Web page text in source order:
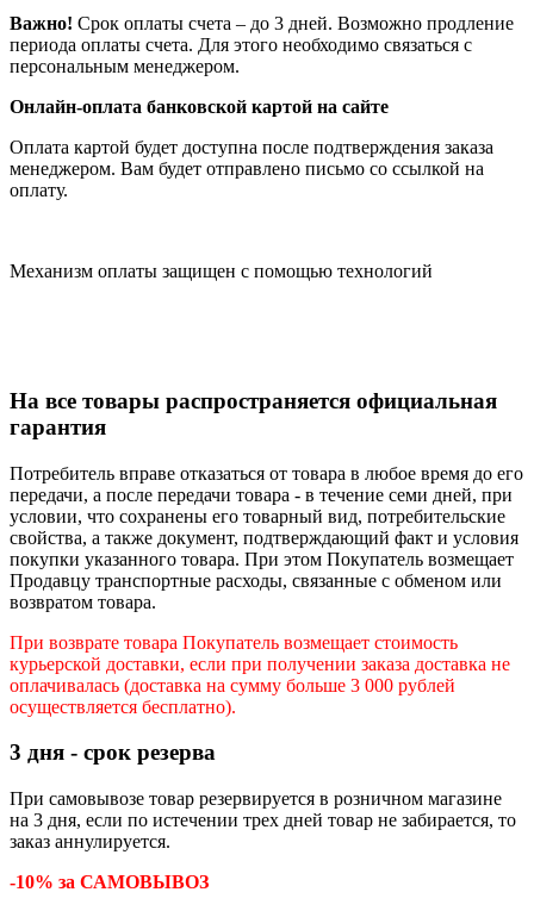
Важно! Срок оплаты счета – до 3 дней. Возможно продление
периода оплаты счета. Для этого необходимо связаться с
персональным менеджером.
Онлайн-оплата банковской картой на сайте
Оплата картой будет доступна после подтверждения заказа
менеджером. Вам будет отправлено письмо со ссылкой на
оплату.
Механизм оплаты защищен с помощью технологий
На все товары распространяется официальная
гарантия
Потребитель вправе отказаться от товара в любое время до его
передачи, а после передачи товара - в течение семи дней, при
условии, что сохранены его товарный вид, потребительские
свойства, а также документ, подтверждающий факт и условия
покупки указанного товара. При этом Покупатель возмещает
Продавцу транспортные расходы, связанные с обменом или
возвратом товара.
При возврате товара Покупатель возмещает стоимость
курьерской доставки, если при получении заказа доставка не
оплачивалась (доставка на сумму больше 3 000 рублей
осуществляется бесплатно).
3 дня - срок резерва
При самовывозе товар резервируется в розничном магазине
на 3 дня, если по истечении трех дней товар не забирается, то
заказ аннулируется.
-10% за САМОВЫВОЗ